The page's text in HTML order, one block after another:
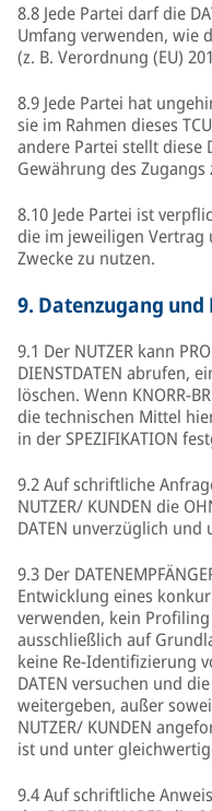
8.8 Jede Partei darf die
Umfang verwenden, wie
(z. B. Verordnung (EU)
8.9 Jede Partei hat
sie im Rahmen dieses
andere Partei stellt diese
Gewährung des Zugangs
8.10 Jede Partei ist
die im jeweiligen Vertrag
Zwecke zu nutzen.
9. Datenzugang
9.1 Der NUTZER kann
DIENSTDATEN abrufen,
löschen. Wenn KNORR-
die technischen Mittel
in der SPEZIFIKATION
9.2 Auf schriftliche
NUTZER/ KUNDEN die
DATEN unverzüglich
9.3 Der
Entwicklung eines
verwenden, kein
ausschließlich auf
keine Re-Identifizierung
DATEN versuchen und
weitergeben, außer
NUTZER/ KUNDEN
ist und unter
9.4 Auf schriftliche